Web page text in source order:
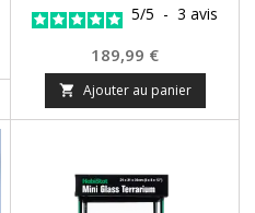
5/5 - 3 avis
Prix
189,99 €
 Ajouter au panier